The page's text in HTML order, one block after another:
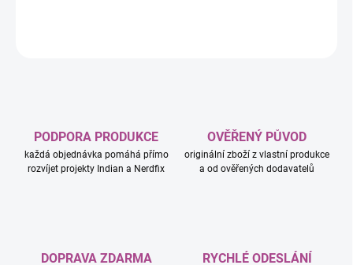
PODPORA PRODUKCE
každá objednávka pomáhá přímo
rozvíjet projekty Indian a Nerdfix
OVĚŘENÝ PŮVOD
originální zboží z vlastní produkce
a od ověřených dodavatelů
DOPRAVA ZDARMA RYCHLÉ ODESLÁNÍ